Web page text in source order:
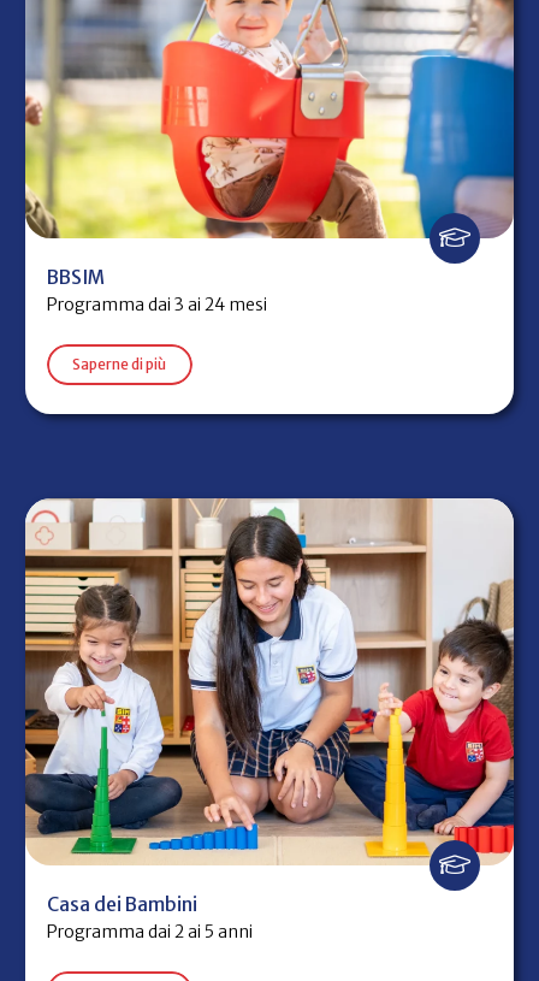
BBSIM
Programma dai 3 ai 24 mesi
Saperne di più
Casa dei Bambini
Programma dai 2 ai 5 anni